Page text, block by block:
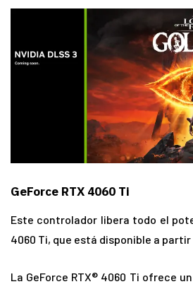
GeForce RTX 4060 Ti
Este controlador libera todo el
4060 Ti, que está disponible a partir
La GeForce RTX® 4060 Ti ofrece